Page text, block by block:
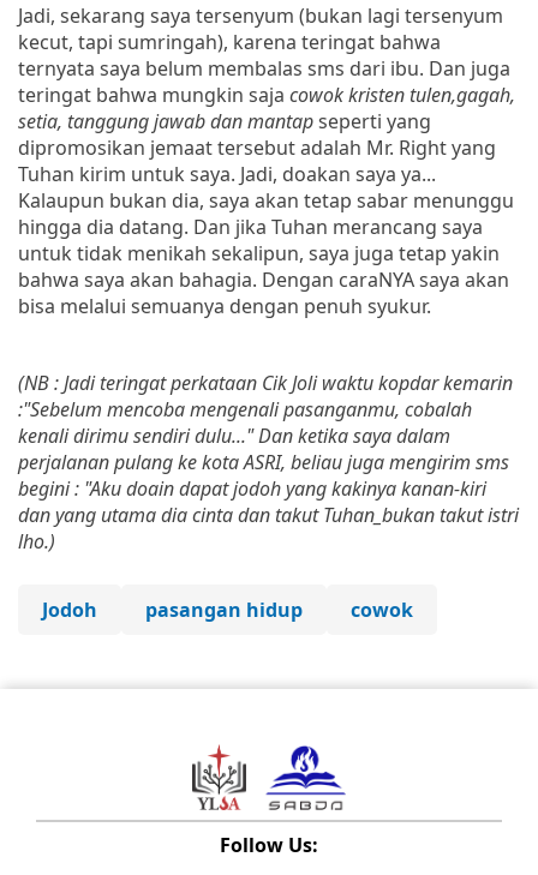
Jadi, sekarang saya tersenyum (bukan lagi tersenyum
kecut, tapi sumringah), karena teringat bahwa
ternyata saya belum membalas sms dari ibu. Dan juga
teringat bahwa mungkin saja cowok kristen tulen,gagah,
setia, tanggung jawab dan mantapseperti yang
dipromosikan jemaat tersebut adalah Mr. Right yang
Tuhan kirim untuk saya. Jadi, doakan saya ya...
Kalaupun bukan dia, saya akan tetap sabar menunggu
hingga dia datang. Dan jika Tuhan merancang saya
untuk tidak menikah sekalipun, saya juga tetap yakin
bahwa saya akan bahagia. Dengan caraNYA saya akan
bisa melalui semuanya dengan penuh syukur.
(NB : Jadi teringat perkataan Cik Joli waktu kopdar kemarin
:"Sebelum mencoba mengenali pasanganmu, cobalah
kenali dirimu sendiri dulu..." Dan ketika saya dalam
perjalanan pulang ke kota ASRI, beliau juga mengirim sms
begini : "Aku doain dapat jodoh yang kakinya kanan-kiri
dan yang utama dia cinta dan takut Tuhan_bukan takut istri
lho.)
Jodoh pasangan hidup cowok
Follow Us: